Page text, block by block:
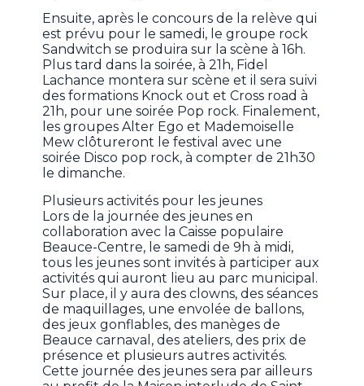
Ensuite, après le concours de la relève qui
est prévu pour le samedi, le groupe rock
Sandwitch se produira sur la scène à 16h.
Plus tard dans la soirée, à 21h, Fidel
Lachance montera sur scène et il sera suivi
des formations Knock out et Cross road à
21h, pour une soirée Pop rock. Finalement,
les groupes Alter Ego et Mademoiselle
Mew clôtureront le festival avec une
soirée Disco pop rock, à compter de 21h30
le dimanche.
Plusieurs activités pour les jeunes
Lors de la journée des jeunes en
collaboration avec la Caisse populaire
Beauce-Centre, le samedi de 9h à midi,
tous les jeunes sont invités à participer aux
activités qui auront lieu au parc municipal.
Sur place, il y aura des clowns, des séances
de maquillages, une envolée de ballons,
des jeux gonflables, des manèges de
Beauce carnaval, des ateliers, des prix de
présence et plusieurs autres activités.
Cette journée des jeunes sera par ailleurs